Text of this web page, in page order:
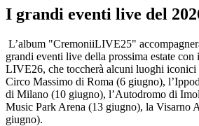
I grandi eventi live del
L’album "CremoniiLIVE25"
grandi eventi live della prossima estate
LIVE26, che toccherà alcuni luoghi iconici
Circo Massimo di Roma (6 giugno),
di Milano (10 giugno), l’Autodromo di
Music Park Arena (13 giugno), la Visarno
giugno).